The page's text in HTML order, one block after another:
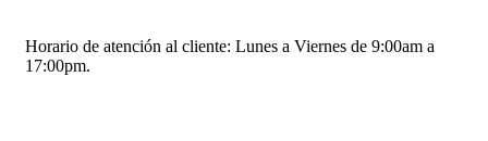
Horario de atención al cliente: Lunes a Viernes de 9:00am a
17:00pm.